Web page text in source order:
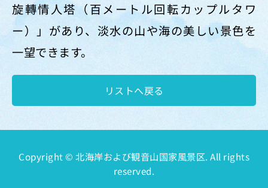
旋轉情人塔（百メートル回転カップルタワ
ー）」があり、淡水の山や海の美しい景色を
一望できます。
リストへ戻る
Copyright © 北海岸および観音山国家風景区. All rights
reserved.